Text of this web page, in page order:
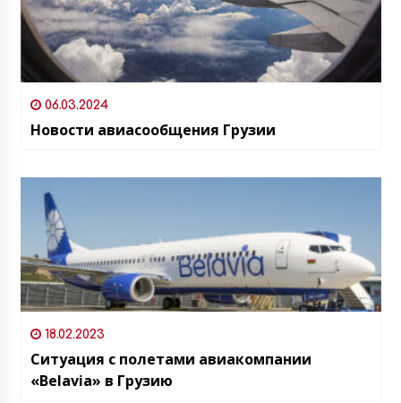
06.03.2024
Новости авиасообщения Грузии
18.02.2023
Ситуация с полетами авиакомпании
«Belavia» в Грузию